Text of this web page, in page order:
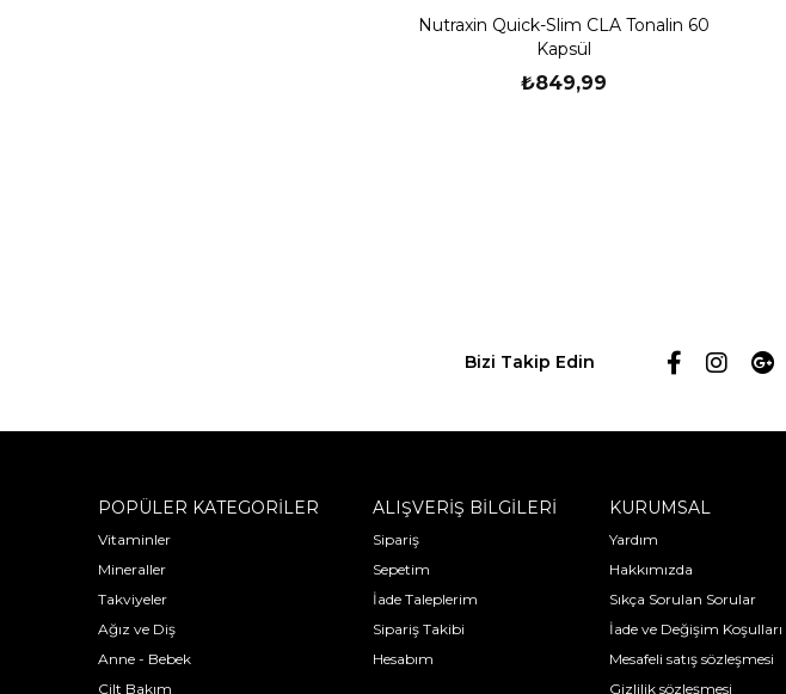
Nutraxin Quick-Slim CLA Tonalin 60
Kapsül
₺849,99
Bizi Takip Edin
POPÜLER KATEGORİLER
Vitaminler
Mineraller
Takviyeler
Ağız ve Diş
Anne - Bebek
Cilt Bakım
ALIŞVERİŞ BİLGİLERİ
Sipariş
Sepetim
İade Taleplerim
Sipariş Takibi
Hesabım
KURUMSAL
Yardım
Hakkımızda
Sıkça Sorulan Sorular
İade ve Değişim Koşulları
Mesafeli satış sözleşmesi
Gizlilik sözleşmesi